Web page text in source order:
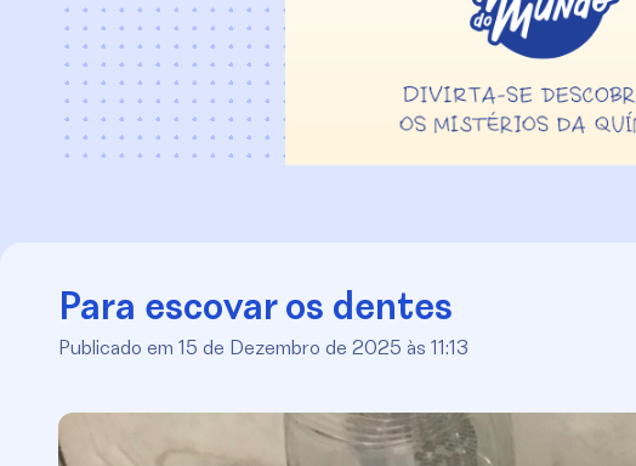
Para escovar os dentes
Publicado em 15 de Dezembro de 2025 às 11:13